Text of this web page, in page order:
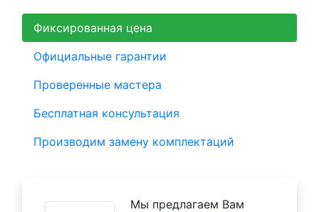
Фиксированная цена
Официальные гарантии
Проверенные мастера
Бесплатная консультация
Производим замену комплектаций
Мы предлагаем Вам